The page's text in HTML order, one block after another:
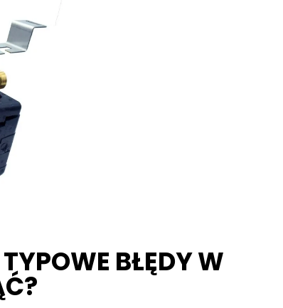
BŁĘDY W